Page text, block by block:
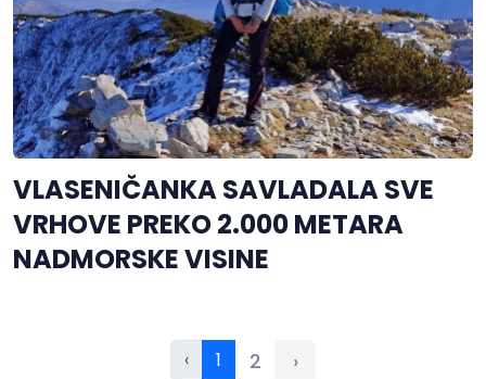
VLASENIČANKA SAVLADALA SVE
VRHOVE PREKO 2.000 METARA
NADMORSKE VISINE
‹ 1 2 ›